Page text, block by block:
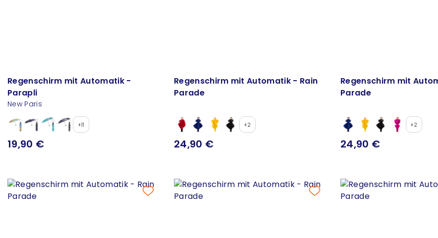
Regenschirm mit Automatik -
Parapli
New Paris
+11
19,90 €
Regenschirm mit Automatik - Rain
Parade
+2
24,90 €
Regenschirm mit
Parade
+2
24,90 €